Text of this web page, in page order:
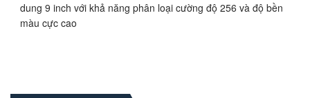
dung 9 inch với khả năng phân loại cường độ 256 và độ bền
màu cực cao